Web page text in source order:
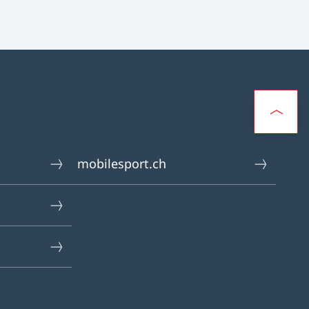
mobilesport.ch